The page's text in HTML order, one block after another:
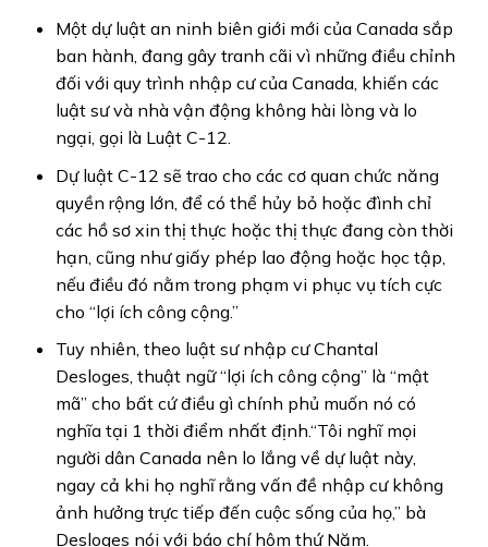
Một dự luật an ninh biên giới mới của Canada sắp
ban hành, đang gây tranh cãi vì những điều chỉnh
đối với quy trình nhập cư của Canada, khiến các
luật sư và nhà vận động không hài lòng và lo
ngại, gọi là Luật C-12.
Dự luật C-12 sẽ trao cho các cơ quan chức năng
quyền rộng lớn, để có thể hủy bỏ hoặc đình chỉ
các hồ sơ xin thị thực hoặc thị thực đang còn thời
hạn, cũng như giấy phép lao động hoặc học tập,
nếu điều đó nằm trong phạm vi phục vụ tích cực
cho “lợi ích công cộng.”
Tuy nhiên, theo luật sư nhập cư Chantal
Desloges, thuật ngữ “lợi ích công cộng” là “mật
mã” cho bất cứ điều gì chính phủ muốn nó có
nghĩa tại 1 thời điểm nhất định.“Tôi nghĩ mọi
người dân Canada nên lo lắng về dự luật này,
ngay cả khi họ nghĩ rằng vấn đề nhập cư không
ảnh hưởng trực tiếp đến cuộc sống của họ,” bà
Desloges nói với báo chí hôm thứ Năm.